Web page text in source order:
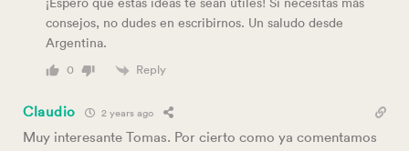
¡Espero que estas ideas te sean útiles! Si necesitas más
consejos, no dudes en escribirnos. Un saludo desde
Argentina.
0 Reply
Claudio 2 years ago
Muy interesante Tomas. Por cierto como ya comentamos